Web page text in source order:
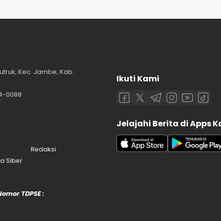
Kec. Jambe, Kab.
0088
Redaksi
Siber
TDPSE :
Ikuti Kami
Jelajahi Berita di Apps